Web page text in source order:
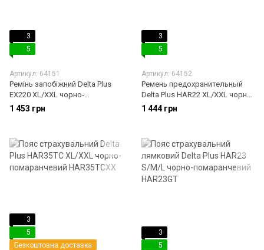
3
5
Артикул: 64151
Ремінь запобіжний Delta Plus
EX220 XL/XXL чорно-
помаранчевий EX220XX
1 453 грн
3
5
Артикул: 64152
Ремень предохранительный
Delta Plus HAR22 XL/XXL чорно-
помаранчевий HAR22XX
1 444 грн
3
5
Безкоштовна доставка
3
5